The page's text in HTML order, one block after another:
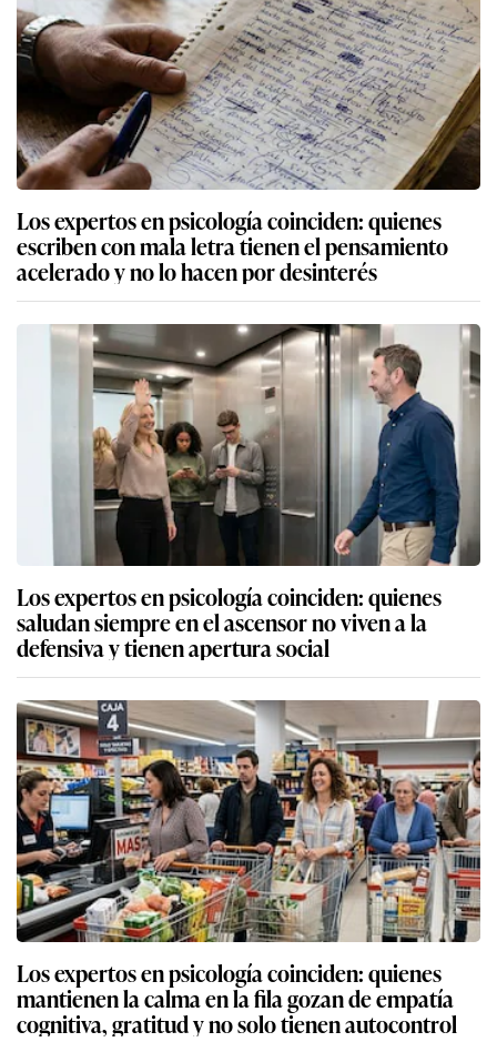
Los expertos en psicología coinciden: quienes
escriben con mala letra tienen el pensamiento
acelerado y no lo hacen por desinterés
Los expertos en psicología coinciden: quienes
saludan siempre en el ascensor no viven a la
defensiva y tienen apertura social
Los expertos en psicología coinciden: quienes
mantienen la calma en la fila gozan de empatía
cognitiva, gratitud y no solo tienen autocontrol